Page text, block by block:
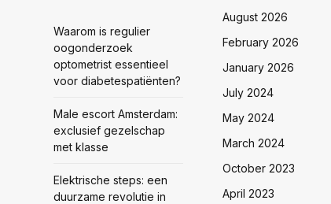
Waarom is regulier
oogonderzoek
optometrist essentieel
voor diabetespatiënten?
Male escort Amsterdam:
exclusief gezelschap
met klasse
Elektrische steps: een
duurzame revolutie in
August 2026
February 2026
January 2026
July 2024
May 2024
March 2024
October 2023
April 2023